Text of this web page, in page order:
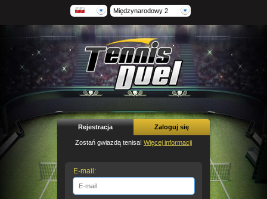
Międzynarodowy 2
Rejestracja Zaloguj się
Zostań gwiazdą tenisa! Więcej informacji
E-mail: